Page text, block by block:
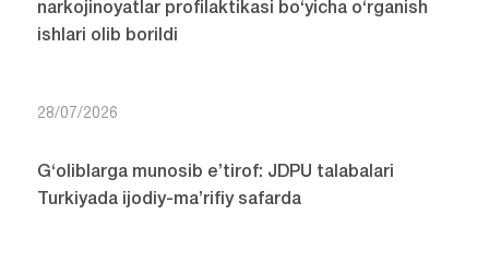
narkojinoyatlar profilaktikasi bo‘yicha o‘rganish
ishlari olib borildi
28/07/2026
G‘oliblarga munosib e’tirof: JDPU talabalari
Turkiyada ijodiy-ma’rifiy safarda